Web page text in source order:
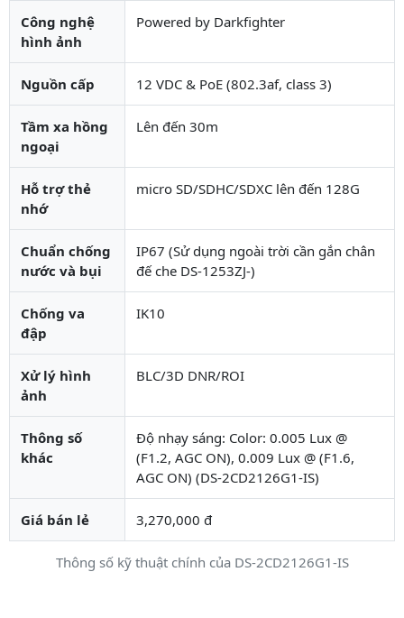
Thông số kỹ thuật chính của DS-2CD2126G1-IS
Công nghệ
hình ảnh
Powered by Darkfighter
Nguồn cấp 12 VDC & PoE (802.3af, class 3)
Tầm xa hồng
ngoại
Lên đến 30m
Hỗ trợ thẻ
nhớ
micro SD/SDHC/SDXC lên đến 128G
Chuẩn chống
nước và bụi
IP67 (Sử dụng ngoài trời cần gắn chân
đế che DS-1253ZJ-)
Chống va
đập
IK10
Xử lý hình
ảnh
BLC/3D DNR/ROI
Thông số
khác
Độ nhạy sáng: Color: 0.005 Lux @
(F1.2, AGC ON), 0.009 Lux @ (F1.6,
AGC ON) (DS-2CD2126G1-IS)
Giá bán lẻ 3,270,000 đ